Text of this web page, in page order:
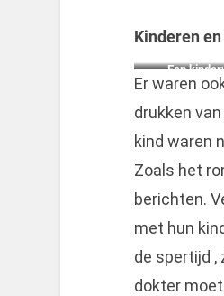
Kinderen
Een
Er waren
drukken
kind waren
Zoals het
berichten.
met hun
de spertijd ,
dokter